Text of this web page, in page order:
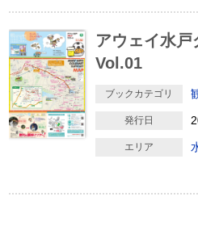
アウェイ水戸
Vol.01
ブックカテゴリ
発行日
エリア